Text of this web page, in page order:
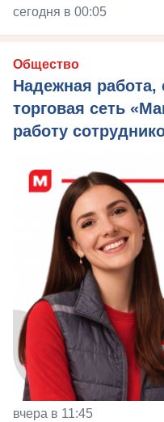
сегодня в 00:05
Общество
Надежная работа,
торговая сеть
работу
вчера в 11:45